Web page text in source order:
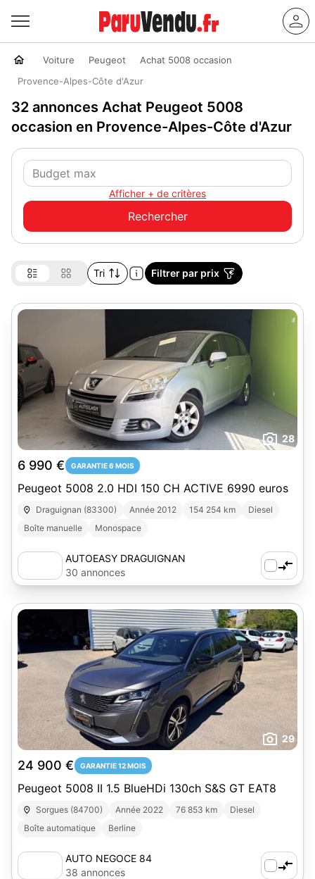
Voiture Peugeot
Achat 5008 occasion
Provence-Alpes-Côte d'Azur
32 annonces Achat Peugeot 5008
occasion en Provence-Alpes-Côte d'Azur
Afficher + de critères
Tri Filtrer par prix
28
6 990 € GARANTIE 6 MOIS
Peugeot 5008 2.0 HDI 150 CH ACTIVE 6990 euros
Draguignan (83300) Année 2012 154 254 km
Diesel
Boîte manuelle
Monospace
AUTOEASY DRAGUIGNAN
30 annonces
29
24 900 € GARANTIE 12 MOIS
Peugeot 5008 II 1.5 BlueHDi 130ch S&S GT EAT8
Sorgues (84700) Année 2022 76 853 km
Diesel
Boîte automatique
Berline
AUTO NEGOCE 84
38 annonces